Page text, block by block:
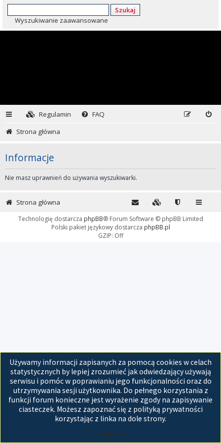
Szukaj
Wyszukiwanie zaawansowane
Regulamin
FAQ
Strona główna
Informacje
Nie masz uprawnień do używania wyszukiwarki.
Używamy informacji zapisanych za pomocą cookies w celach
statystycznych by lepiej zrozumieć jak odwiedzający używają
serwisu i pomóc w poprawianiu jego funkcjonalności oraz do
utrzymywania sesji użytkownika. Do pełnego korzystania z
funkcji forum konieczne jest wyrażenie zgody na zapisywanie
ciasteczek. Możesz zapoznać się z polityką prywatności
korzystając z linka na dole strony.
Akceptuję
Strona główna
Technologię dostarcza phpBB® Forum Software © phpBB Limited
Polski pakiet językowy dostarcza phpBB.pl
GZIP: Off